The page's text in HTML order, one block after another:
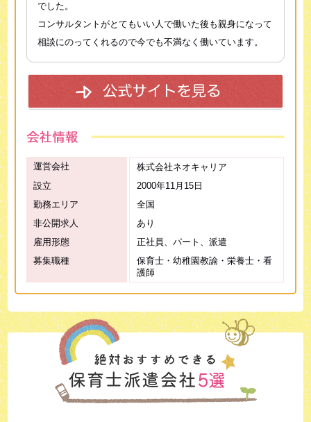
でした。
コンサルタントがとてもいい人で働いた後も親身になって
相談にのってくれるので今でも不満なく働いています。
運営会社
株式会社ネオキャリア
設立
2000年11月15日
勤務エリア
全国
非公開求人
あり
雇用形態
正社員、パート、派遣
募集職種
保育士・幼稚園教諭・栄養士・看
護師